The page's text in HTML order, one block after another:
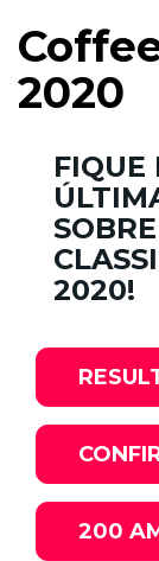
2020
FIQUE
2020!
200